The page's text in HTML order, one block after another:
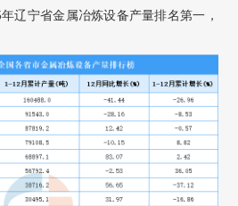
辽宁省金属冶炼设备产量排名第一，